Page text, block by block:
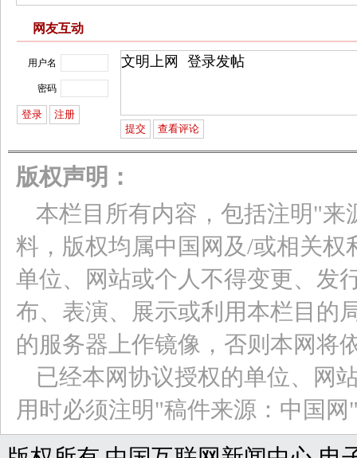
网友互动
用户名
密码
版权声明：
本栏目所有内容，包括注明"
料，版权均属中国网及/或相关
单位、网站或个人不得变更、发
布、表演、展示或利用本栏目的
的服务器上作镜像，否则本网将
已经本网协议授权的单位、网
用时必须注明"稿件来源：中国